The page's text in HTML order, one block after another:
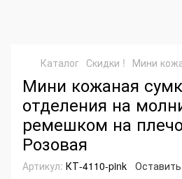
Каталог Скидки ! Мини
Мини кожаная
отделения на
ремешком на
Розовая
Артикул: КТ-4110-pink